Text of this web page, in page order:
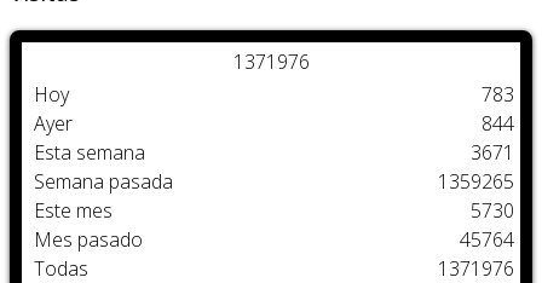
1 371 976
Hoy
Ayer
Esta semana
Semana pasada
Este mes
Mes pasado
Todas
783
844
3671
1359265
5730
45764
1371976